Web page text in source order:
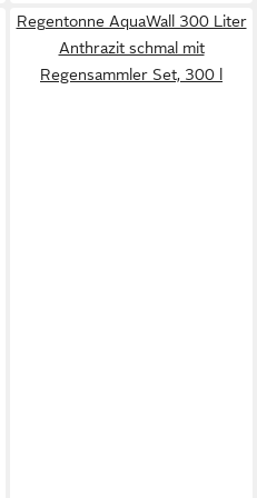
Regentonne AquaWall 300 Liter
Anthrazit schmal mit
Regensammler Set, 300 l